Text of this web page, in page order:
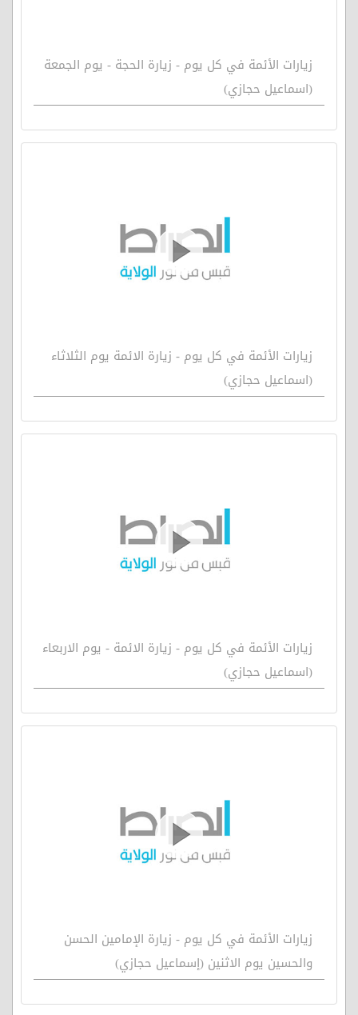
زيارات الأئمة في كل يوم - زيارة الحجة - يوم الجمعة
(اسماعيل حجازي)
زيارات الأئمة في كل يوم - زيارة الائمة يوم الثلاثاء
(اسماعيل حجازي)
زيارات الأئمة في كل يوم - زيارة الائمة - يوم الاربعاء
(اسماعيل حجازي)
زيارات الأئمة في كل يوم - زيارة الإمامين الحسن
والحسين يوم الاثنين (إسماعيل حجازي)